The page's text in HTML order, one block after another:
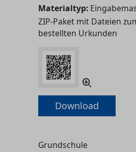
Materialtyp:
ZIP-Paket mit Dateien
bestellten Urkunden
Download
Grundschule